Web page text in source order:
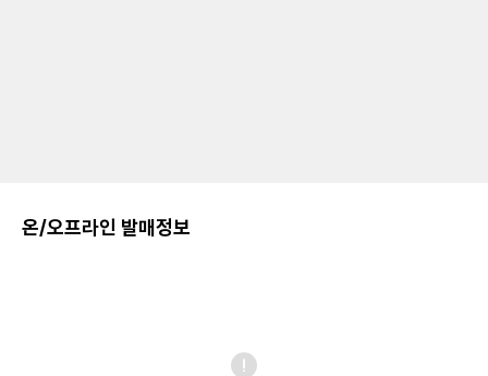
온/오프라인 발매정보